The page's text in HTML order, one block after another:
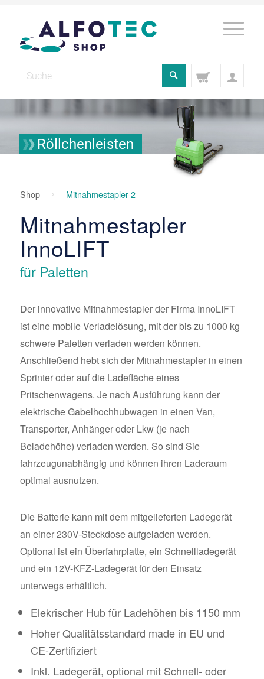
Röllchenleisten
Shop Mitnahmestapler-2
Mitnahmestapler
InnoLIFT
für Paletten
Der innovative Mitnahmestapler der Firma InnoLIFT
ist eine mobile Verladelösung, mit der bis zu 1000 kg
schwere Paletten verladen werden können.
Anschließend hebt sich der Mitnahmestapler in einen
Sprinter oder auf die Ladefläche eines
Pritschenwagens. Je nach Ausführung kann der
elektrische Gabelhochhubwagen in einen Van,
Transporter, Anhänger oder Lkw (je nach
Beladehöhe) verladen werden. So sind Sie
fahrzeugunabhängig und können ihren Laderaum
optimal ausnutzen.
Die Batterie kann mit dem mitgelieferten Ladegerät
an einer 230V-Steckdose aufgeladen werden.
Optional ist ein Überfahrplatte, ein Schnellladegerät
und ein 12V-KFZ-Ladegerät für den Einsatz
unterwegs erhältlich.
Elekrischer Hub für Ladehöhen bis 1150 mm
Hoher Qualitätsstandard made in EU und
CE-Zertifiziert
Inkl. Ladegerät, optional mit Schnell- oder